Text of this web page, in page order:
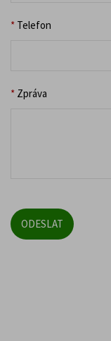
* Telefon
* Zpráva